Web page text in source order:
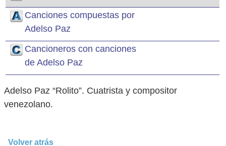
Canciones compuestas por
Adelso Paz
Cancioneros con canciones
de Adelso Paz
Adelso Paz “Rolito”. Cuatrista y compositor
venezolano.
Volver atrás